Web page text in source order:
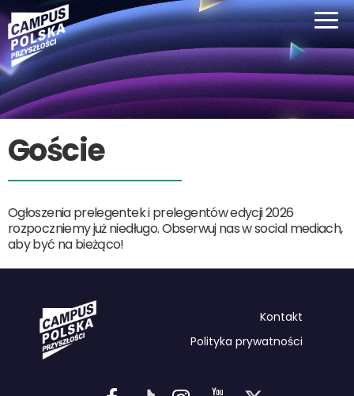
Goście
Ogłoszenia prelegentek i prelegentów edycji 2026
rozpoczniemy już niedługo. Obserwuj nas w social mediach,
aby być na bieżąco!
Kontakt
Polityka prywatności